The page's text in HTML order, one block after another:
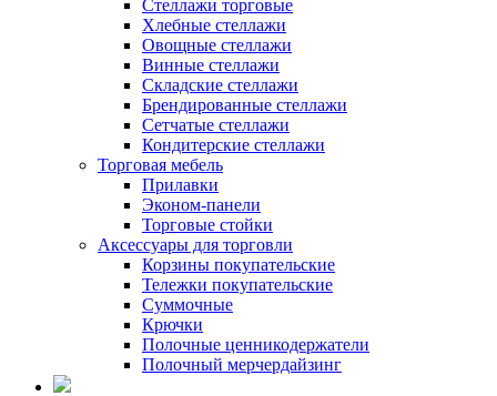
Стеллажи торговые
Хлебные стеллажи
Овощные стеллажи
Винные стеллажи
Складские стеллажи
Брендированные стеллажи
Сетчатые стеллажи
Кондитерские стеллажи
Торговая мебель
Прилавки
Эконом-панели
Торговые стойки
Аксессуары для торговли
Корзины покупательские
Тележки покупательские
Суммочные
Крючки
Полочные ценникодержатели
Полочный мерчердайзинг